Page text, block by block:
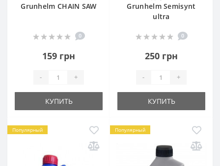
Grunhelm CHAIN SAW
0
159 грн
- +
КУПИТЬ
Grunhelm Semisynt
ultra
0
250 грн
- +
КУПИТЬ
Популярный Популярный